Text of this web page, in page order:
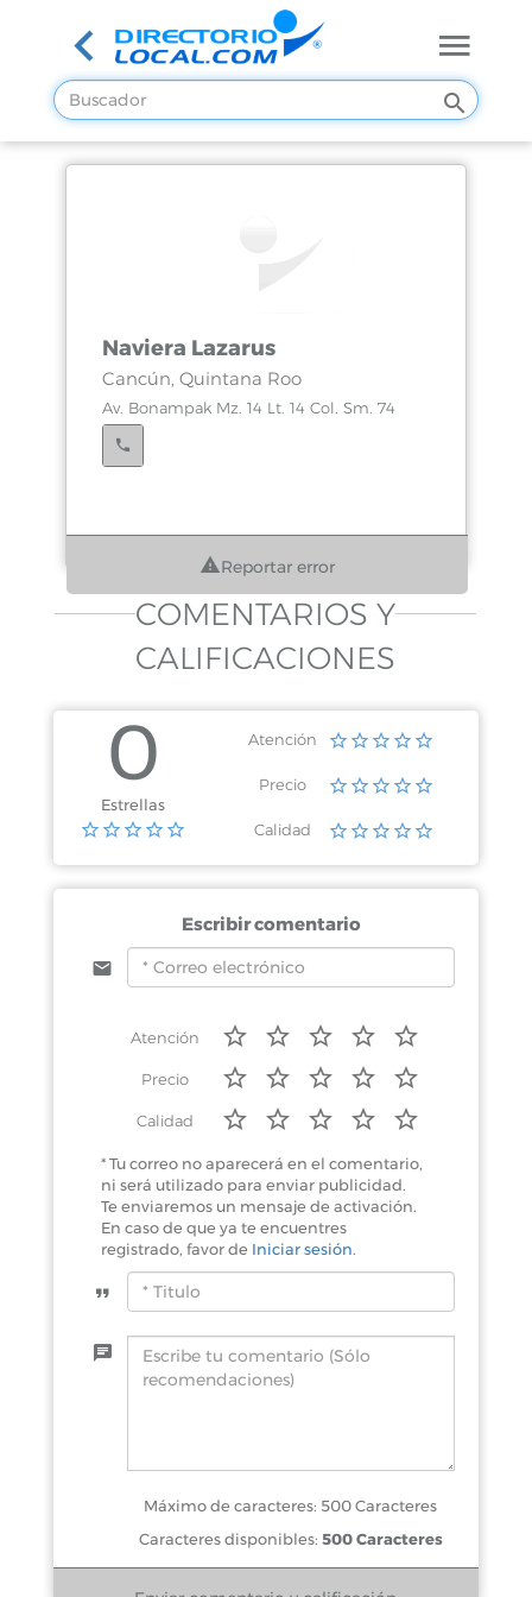
Naviera Lazarus
Cancún, Quintana Roo
Av. Bonampak Mz. 14 Lt. 14 Col. Sm. 74
Reportar error
COMENTARIOS Y
CALIFICACIONES
0
Estrellas
Atención
Precio
Calidad
Escribir comentario
Atención
Precio
Calidad
* Tu correo no aparecerá en el comentario,
ni será utilizado para enviar publicidad.
Te enviaremos un mensaje de activación.
En caso de que ya te encuentres
registrado, favor de Iniciar sesión.
Máximo de caracteres: 500 Caracteres
Caracteres disponibles: 500 Caracteres